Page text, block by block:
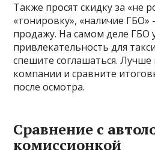
Также просят скидку за «не
«тонировку», «наличие
продажу. На самом деле ГБО
привлекательность для
спешите соглашаться. Лучше
компании и сравните
после осмотра.
Сравнение с
комиссионкой